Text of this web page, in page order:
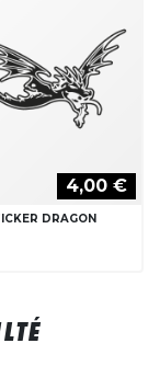
4,00 €
DRAGON